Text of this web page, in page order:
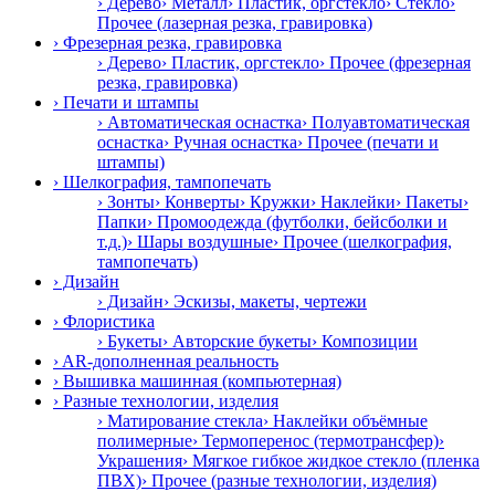
Прочее (лазерная резка, гравировка)
› Фрезерная резка, гравировка
› Дерево› Пластик, оргстекло› Прочее (фрезерная
резка, гравировка)
› Печати и штампы
› Автоматическая оснастка› Полуавтоматическая
оснастка› Ручная оснастка› Прочее (печати и
штампы)
› Шелкография, тампопечать
› Зонты› Конверты› Кружки› Наклейки› Пакеты›
Папки› Промоодежда (футболки, бейсболки и
т.д.)› Шары воздушные› Прочее (шелкография,
тампопечать)
› Дизайн
› Дизайн› Эскизы, макеты, чертежи
› Флористика
› Букеты› Авторские букеты› Композиции
› AR-дополненная реальность
› Вышивка машинная (компьютерная)
› Разные технологии, изделия
› Матирование стекла› Наклейки объёмные
полимерные› Термоперенос (термотрансфер)›
Украшения› Мягкое гибкое жидкое стекло (пленка
ПВХ)› Прочее (разные технологии, изделия)